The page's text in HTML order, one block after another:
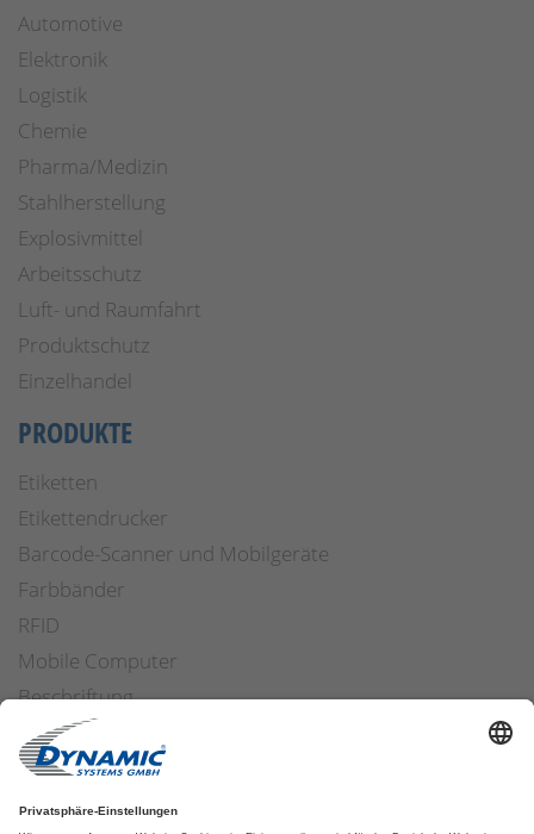
Automotive
Elektronik
Logistik
Chemie
Pharma/Medizin
Stahlherstellung
Explosivmittel
Arbeitsschutz
Luft- und Raumfahrt
Produktschutz
Einzelhandel
PRODUKTE
Etiketten
Etikettendrucker
Barcode-Scanner und Mobilgeräte
Farbbänder
RFID
Mobile Computer
Beschriftung
Arbeitssicherheit
Applikatoren
Etiketten Software